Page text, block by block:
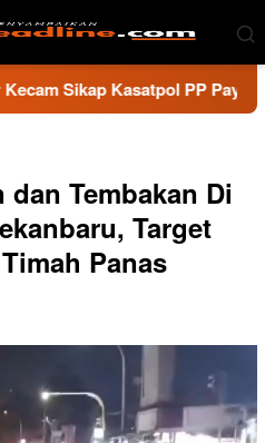
Kasatpol PP Payakumbuh,
Tembakan Di
Target
Panas